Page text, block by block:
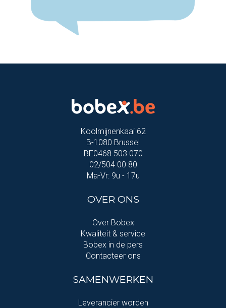
Koolmijnenkaai 62
B-1080 Brussel
BE0468.503.070
02/504 00 80
Ma-Vr: 9u - 17u
OVER ONS
Over Bobex
Kwaliteit & service
Bobex in de pers
Contacteer ons
SAMENWERKEN
Leverancier worden